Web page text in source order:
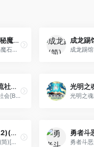
双截龙3 – 神秘魔石之谜(简)[幻想](US)[ACT](2Mb)
双截龙3 - 神秘魔石之谜(简)[幻想](US)[ACT](2Mb)
模拟人生 上流社会[Beq+TGB+jumzhu](打电话死机修正版)(简)(UE)(256Mb)
模拟人生 上流社会[Beq+TGB+jumzhu](打电话死机修正版)(简)(UE)(256Mb)
火箭飞车(v1.2)(简)[九班](JP)[RAC](0.18Mb)
火箭飞车(v1.2)(简)[九班](JP)[RAC](0.18Mb)